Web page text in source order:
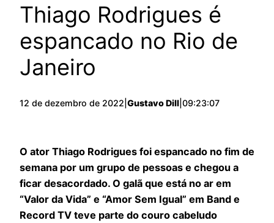
Thiago Rodrigues é
espancado no Rio de
Janeiro
12 de dezembro de 2022 Gustavo Dill 09:23:07
O ator Thiago Rodrigues foi espancado no fim de
semana por um grupo de pessoas e chegou a
ficar desacordado. O galã que está no ar em
“Valor da Vida” e “Amor Sem Igual” em Band e
Record TV teve parte do couro cabeludo